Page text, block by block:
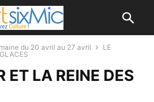
du 20 avril au 27 avril
LE
ET LA REINE DES